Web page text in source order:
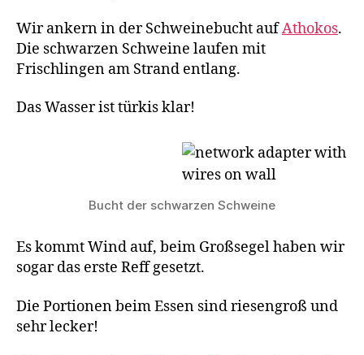
Wir ankern in der Schweinebucht aufAthokos.
Die schwarzen Schweine laufen mit
Frischlingen am Strand entlang.
Das Wasser ist türkis klar!
Bucht der schwarzen Schweine
Es kommt Wind auf, beim Großsegel haben wir
sogar das erste Reff gesetzt.
Die Portionen beim Essen sind riesengroß und
sehr lecker!